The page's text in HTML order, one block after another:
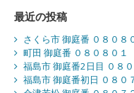
最近の投稿
さくら市 御庭番 ０８０８
町田 御庭番 ０８０８０１
福島市 御庭番2日目 ０８
福島市 御庭番初日 ０８０